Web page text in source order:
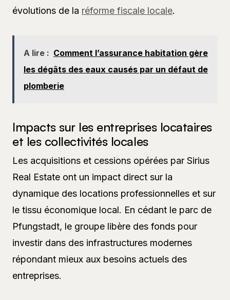
évolutions de la réforme fiscale locale.
A lire : Comment l’assurance habitation gère
les dégâts des eaux causés par un défaut de
plomberie
Impacts sur les entreprises locataires
et les collectivités locales
Les acquisitions et cessions opérées par Sirius
Real Estate ont un impact direct sur la
dynamique des locations professionnelles et sur
le tissu économique local. En cédant le parc de
Pfungstadt, le groupe libère des fonds pour
investir dans des infrastructures modernes
répondant mieux aux besoins actuels des
entreprises.